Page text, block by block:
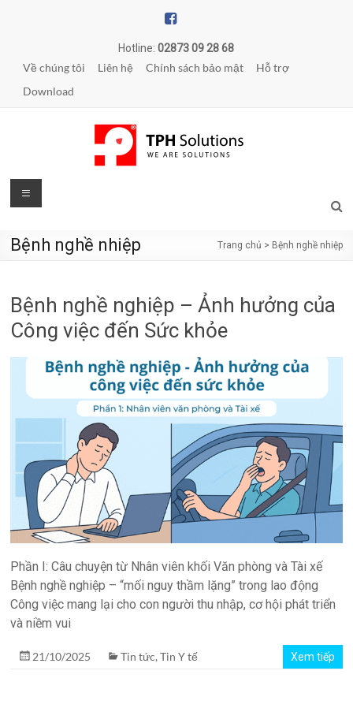
Hotline:02873 09 28 68
Về chúng tôi Liên hệ Chính sách bảo mật
Hỗ trợ
Download
TPH
WE
Phần
quản
phòng
xét
Menu
Bệnh nghề nhiệp Trang chủ > Bệnh nghề nhiệp
Bệnh nghề nghiệp – Ảnh hưởng của
Công việc đến Sức khỏe
Phần I: Câu chuyện từ Nhân viên khối Văn phòng và Tài xế
Bệnh nghề nghiệp – “mối nguy thầm lặng” trong lao động
Công việc mang lại cho con người thu nhập, cơ hội phát triển
và niềm vui
21/10/2025 Tin tức,Tin Y tế Xem tiếp